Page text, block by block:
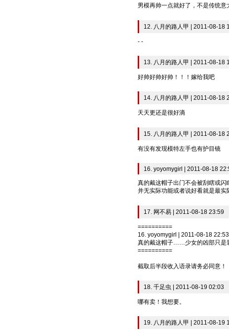
男模再帅一点就好了，不是传统意
12. 八月的路人甲 | 2011-08-18
- -
13. 八月的路人甲 | 2011-08-18
好帅好帅好帅！！！嫁给我吧
14. 八月的路人甲 | 2011-08-18
天天更还是很好滴
15. 八月的路人甲 | 2011-08-18
有没有发现模特左手也有护目镜
16. yoyomygirl | 2011-08-18
真的戴这帽子出门不会被刮瞎或
并无实际功能或者说好看就是最实
17. 网不易 | 2011-08-18 23:59
==========
16. yoyomygirl | 2011-08-18 22:53
真的戴这帽子……少女的凶部只是
==========
截取后半段收入语录请务必同意！
18. 千足虫 | 2011-08-19 02:03
哪有卖！我想要。
19. 八月的路人甲 | 2011-08-19